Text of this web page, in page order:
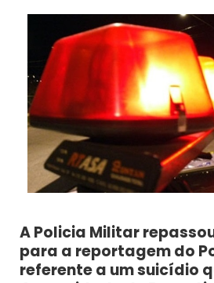
A Policia Militar
para a reportagem do
referente a um suicídio